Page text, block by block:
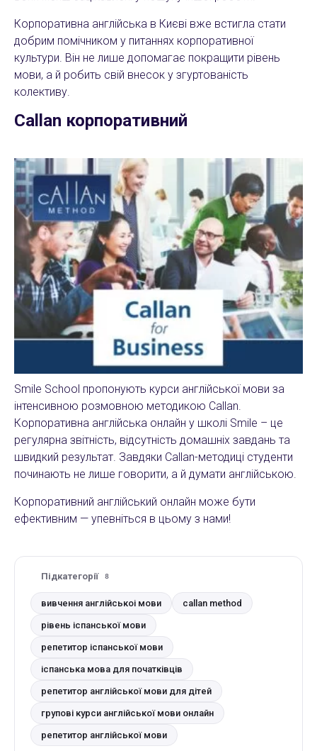
Корпоративна англійська в Києві вже встигла стати
добрим помічником у питаннях корпоративної
культури. Він не лише допомагає покращити рівень
мови, а й робить свій внесок у згуртованість
колективу.
Callan корпоративний
Smile School пропонують курси англійської мови за
інтенсивною розмовною методикою Callan.
Корпоративна англійська онлайн у школі Smile – це
регулярна звітність, відсутність домашніх завдань та
швидкий результат. Завдяки Callan-методиці студенти
починають не лише говорити, а й думати англійською.
Корпоративний англійський онлайн може бути
ефективним — упевніться в цьому з нами!
Підкатегорії 8
вивчення англійськоі мови callan method
рівень іспанської мови
репетитор іспанської мови
іспанська мова для початківців
репетитор англійської мови для дітей
групові курси англійської мови онлайн
репетитор англійської мови